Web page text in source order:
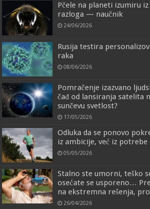
Pčele na planeti izumiru
razloga — naučnik
24/06/2026
Rusija testira
raka
08/06/2026
Pomračenje izazvano
čađ od lansiranja satelita
sunčevu svetlost?
17/05/2026
Odluka da se ponovo
iz ambicije, već iz potrebe
05/05/2026
Stalno ste umorni, teško
osećate se usporeno…
na ekstremna rešenja,
26/04/2026